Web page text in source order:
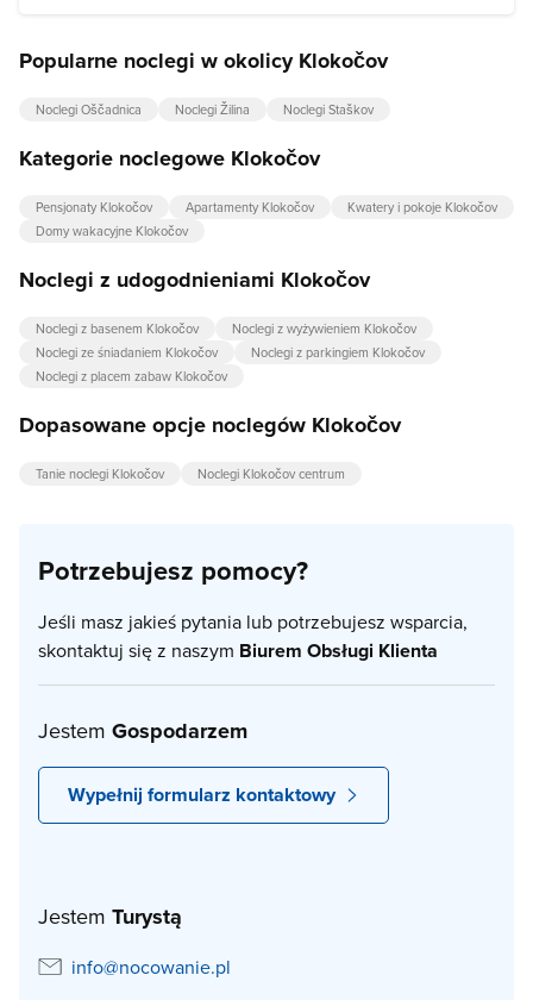
Popularne noclegi w okolicy Klokočov
Noclegi Oščadnica Noclegi Žilina Noclegi Staškov
Kategorie noclegowe Klokočov
Pensjonaty Klokočov Apartamenty Klokočov
Kwatery i pokoje Klokočov
Domy wakacyjne Klokočov
Noclegi z udogodnieniami Klokočov
Noclegi z basenem Klokočov
Noclegi z wyżywieniem Klokočov
Noclegi ze śniadaniem Klokočov
Noclegi z parkingiem Klokočov
Noclegi z placem zabaw Klokočov
Dopasowane opcje noclegów Klokočov
Tanie noclegi Klokočov Noclegi Klokočov centrum
Potrzebujesz pomocy?
Jeśli masz jakieś pytania lub potrzebujesz wsparcia,
skontaktuj się z naszym Biurem Obsługi Klienta
Jestem Gospodarzem
Wypełnij formularz kontaktowy
Jestem Turystą
info@nocowanie.pl